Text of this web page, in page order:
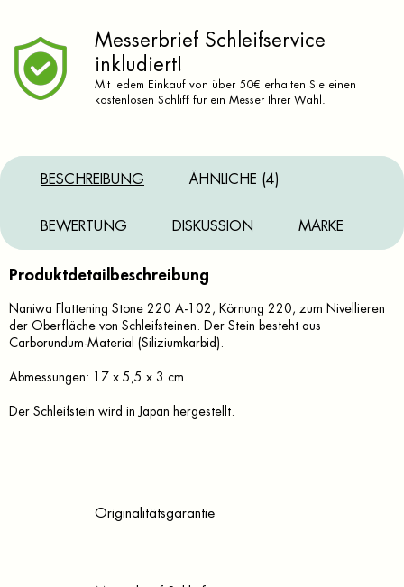
Messerbrief Schleifservice
inkludiert!
Mit jedem Einkauf von über 50€ erhalten Sie einen
kostenlosen Schliff für ein Messer Ihrer Wahl.
BESCHREIBUNG ÄHNLICHE (4)
BEWERTUNG DISKUSSION MARKE
Produktdetailbeschreibung
Naniwa Flattening Stone 220 A-102, Körnung 220, zum Nivellieren
der Oberfläche von Schleifsteinen. Der Stein besteht aus
Carborundum-Material (Siliziumkarbid).
Abmessungen: 17 x 5,5 x 3 cm.
Der Schleifstein wird in Japan hergestellt.
Originalitätsgarantie